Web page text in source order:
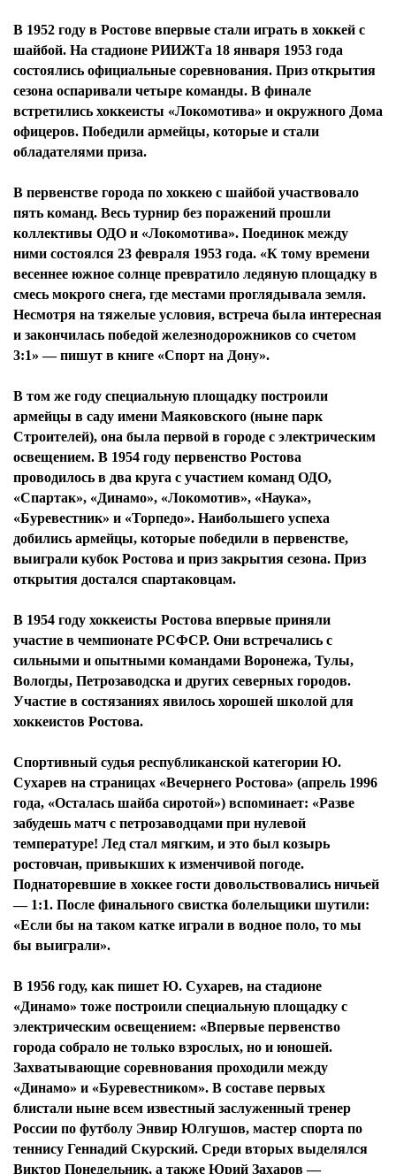
В 1952 году в Ростове впервые стали играть в хоккей с
шайбой. На стадионе РИИЖТа 18 января 1953 года
состоялись официальные соревнования. Приз открытия
сезона оспаривали четыре команды. В финале
встретились хоккеисты «Локомотива» и окружного Дома
офицеров. Победили армейцы, которые и стали
обладателями приза.
В первенстве города по хоккею с шайбой участвовало
пять команд. Весь турнир без поражений прошли
коллективы ОДО и «Локомотива». Поединок между
ними состоялся 23 февраля 1953 года. «К тому времени
весеннее южное солнце превратило ледяную площадку в
смесь мокрого снега, где местами проглядывала земля.
Несмотря на тяжелые условия, встреча была интересная
и закончилась победой железнодорожников со счетом
3:1» — пишут в книге «Спорт на Дону».
В том же году специальную площадку построили
армейцы в саду имени Маяковского (ныне парк
Строителей), она была первой в городе с электрическим
освещением. В 1954 году первенство Ростова
проводилось в два круга с участием команд ОДО,
«Спартак», «Динамо», «Локомотив», «Наука»,
«Буревестник» и «Торпедо». Наибольшего успеха
добились армейцы, которые победили в первенстве,
выиграли кубок Ростова и приз закрытия сезона. Приз
открытия достался спартаковцам.
В 1954 году хоккеисты Ростова впервые приняли
участие в чемпионате РСФСР. Они встречались с
сильными и опытными командами Воронежа, Тулы,
Вологды, Петрозаводска и других северных городов.
Участие в состязаниях явилось хорошей школой для
хоккеистов Ростова.
Спортивный судья республиканской категории Ю.
Сухарев на страницах «Вечернего Ростова» (апрель 1996
года, «Осталась шайба сиротой») вспоминает: «Разве
забудешь матч с петрозаводцами при нулевой
температуре! Лед стал мягким, и это был козырь
ростовчан, привыкших к изменчивой погоде.
Поднаторевшие в хоккее гости довольствовались ничьей
— 1:1. После финального свистка болельщики шутили:
«Если бы на таком катке играли в водное поло, то мы
бы выиграли».
В 1956 году, как пишет Ю. Сухарев, на стадионе
«Динамо» тоже построили специальную площадку с
электрическим освещением: «Впервые первенство
города собрало не только взрослых, но и юношей.
Захватывающие соревнования проходили между
«Динамо» и «Буревестником». В составе первых
блистали ныне всем известный заслуженный тренер
России по футболу Энвир Юлгушов, мастер спорта по
теннису Геннадий Скурский. Среди вторых выделялся
Виктор Понедельник, а также Юрий Захаров —